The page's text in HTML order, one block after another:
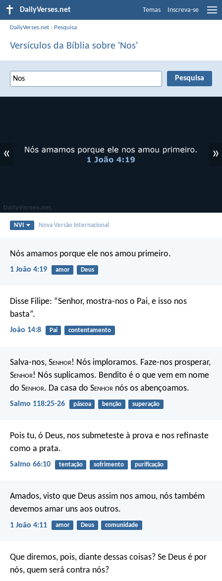
DailyVerses.net Temas Inscreva-se
DailyVerses.net › Pesquisa
Versículos da Bíblia sobre 'Nos'
« »
NVI Nova Versão Internacional
Nós amamos porque ele nos amou primeiro.
1 João 4:19 amor Deus
Disse Filipe: “Senhor, mostra-nos o Pai, e isso nos
basta”.
João 14:8 Pai contentamento
Salva-nos, Senhor! Nós imploramos. Faze-nos prosperar,
Senhor! Nós suplicamos. Bendito é o que vem em nome
do Senhor. Da casa do Senhor nós os abençoamos.
Salmo 118:25-26 páscoa benção superação
Pois tu, ó Deus, nos submeteste à prova e nos refinaste
como a prata.
Salmo 66:10 tentação sofrimento purificação
Amados, visto que Deus assim nos amou, nós também
devemos amar uns aos outros.
1 João 4:11 amor Deus comunidade
Que diremos, pois, diante dessas coisas? Se Deus é por
nós, quem será contra nós?